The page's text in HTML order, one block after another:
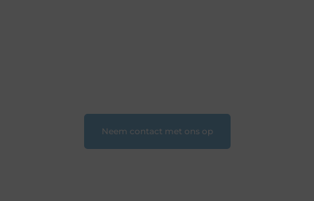
Neem contact met ons op